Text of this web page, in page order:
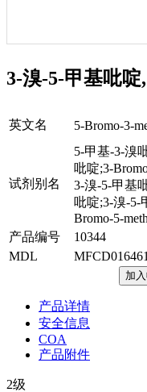
3-溴-5-甲基吡
英文名 5-Bromo-3-
试剂别名
5-甲基-3-溴
吡啶;3-
3-溴-5-甲基
吡啶;3-溴-5-
Bromo-5-
产品编号 10344
MDL
加
产品详情
安全信息
COA
产品附件
2级